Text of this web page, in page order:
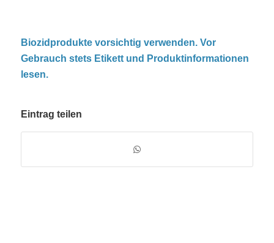
Biozidprodukte vorsichtig verwenden. Vor
Gebrauch stets Etikett und Produktinformationen
lesen.
Eintrag teilen